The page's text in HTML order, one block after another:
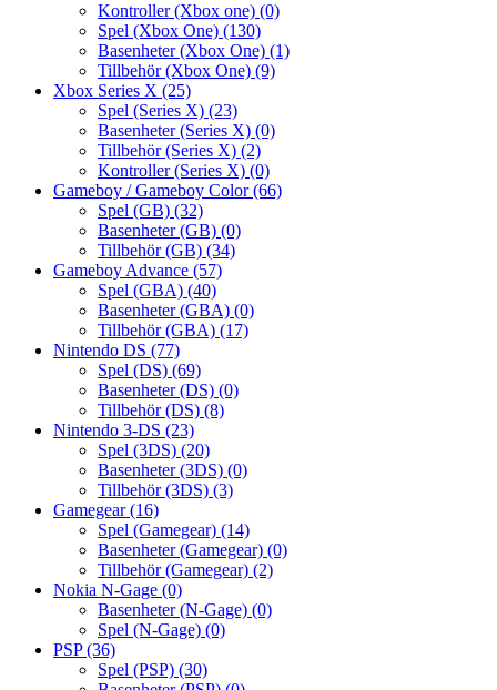
Kontroller (Xbox one) (0)
Spel (Xbox One) (130)
Basenheter (Xbox One) (1)
Tillbehör (Xbox One) (9)
Xbox Series X (25)
Spel (Series X) (23)
Basenheter (Series X) (0)
Tillbehör (Series X) (2)
Kontroller (Series X) (0)
Gameboy / Gameboy Color(66)
Spel (GB) (32)
Basenheter (GB) (0)
Tillbehör (GB) (34)
Gameboy Advance (57)
Spel (GBA) (40)
Basenheter (GBA) (0)
Tillbehör (GBA) (17)
Nintendo DS (77)
Spel (DS) (69)
Basenheter (DS) (0)
Tillbehör (DS) (8)
Nintendo 3-DS (23)
Spel (3DS) (20)
Basenheter (3DS) (0)
Tillbehör (3DS) (3)
Gamegear(16)
Spel (Gamegear) (14)
Basenheter (Gamegear) (0)
Tillbehör (Gamegear) (2)
Nokia N-Gage (0)
Basenheter (N-Gage) (0)
Spel (N-Gage) (0)
PSP(36)
Spel (PSP) (30)